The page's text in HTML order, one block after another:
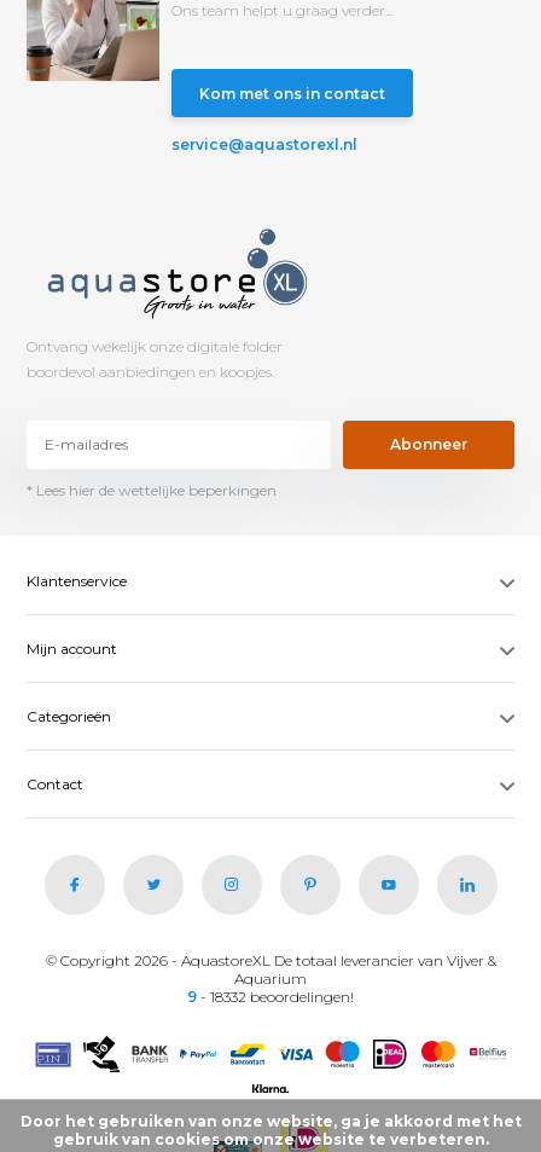
Ons team helpt u graag verder...
Kom met ons in contact
service@aquastorexl.nl
Ontvang wekelijk onze digitale folder
boordevol aanbiedingen en koopjes.
Abonneer
* Lees hier de wettelijke beperkingen
Klantenservice
Mijn account
Categorieën
Contact
© Copyright 2026 - AquastoreXL De totaal leverancier van Vijver &
Aquarium
9 - 18332 beoordelingen!
Door het gebruiken van onze website, ga je akkoord met het
gebruik van cookies om onze website te verbeteren.